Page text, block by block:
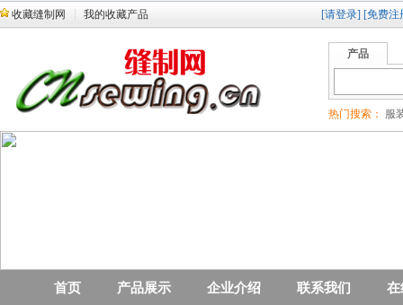
收藏缝制网 我的收藏产品 [请登录] [免费注
产品
热门搜索： 服
首页 产品展示 企业介绍 联系我们 在